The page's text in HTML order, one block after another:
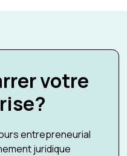
votre
entrepreneurial
juridique